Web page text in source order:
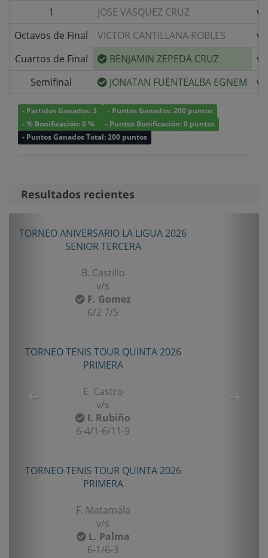
1
JOSE VASQUEZ CRUZ
v/
Octavos de Final
VICTOR CANTILLANA ROBLES
v/
Cuartos de Final
BENJAMIN ZEPEDA CRUZ
v/
Semifinal
JONATAN FUENTEALBA EGNEM v/
- Partidos Ganados: 3
- Puntos Ganados: 200 puntos
- % Bonificación: 0 %
- Puntos Bonificación: 0 puntos
- Puntos Ganados Total: 200 puntos
Resultados recientes
TORNEO ANIVERSARIO LA LIGUA 2026
SENIOR TERCERA
B. Castillo
v/s
F. Gomez
6/2 7/5
TORNEO TENIS TOUR QUINTA 2026
PRIMERA
E. Castro
v/s
I. Rubiño
6-4/1-6/11-9
TORNEO TENIS TOUR QUINTA 2026
PRIMERA
F. Matamala
v/s
L. Palma
6-1/6-3